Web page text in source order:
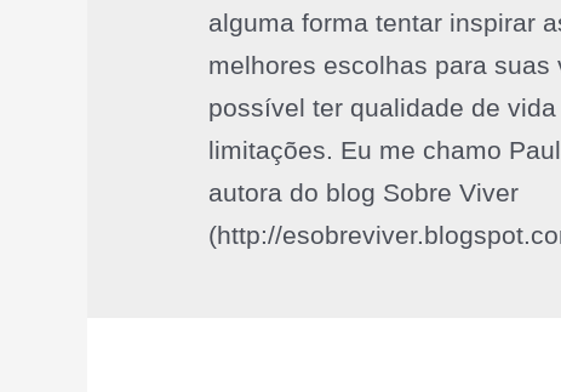
alguma forma tentar inspirar
melhores escolhas para
possível ter qualidade de
limitações. Eu me chamo
autora do blog Sobre Viver
(http://